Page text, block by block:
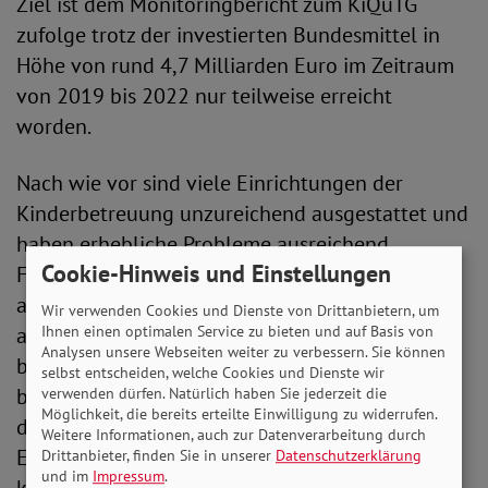
zufolge trotz der investierten Bundesmittel in
Höhe von rund 4,7 Milliarden Euro im Zeitraum
von 2019 bis 2022 nur teilweise erreicht
worden.
Nach wie vor sind viele Einrichtungen der
Kinderbetreuung unzureichend ausgestattet und
haben erhebliche Probleme ausreichend
Fachkräfte zu gewinnen, um einen
angemessenen Betreuungsschlüssel
aufrechtzuerhalten. Diese Zustände
beeinträchtigen die pädagogische Arbeit in den
betroffenen Einrichtungen und gefährden damit
die Qualität der Kinderbetreuung und die
Entwicklungschancen der Kinder. Außerdem
Cookie-Hinweis und Einstellungen
Wir verwenden Cookies und Dienste von Drittanbietern, um
Ihnen einen optimalen Service zu bieten und auf Basis von
Analysen unsere Webseiten weiter zu verbessern. Sie können
selbst entscheiden, welche Cookies und Dienste wir
verwenden dürfen. Natürlich haben Sie jederzeit die
Möglichkeit, die bereits erteilte Einwilligung zu widerrufen.
Weitere Informationen, auch zur Datenverarbeitung durch
Drittanbieter, finden Sie in unserer Datenschutzerklärung
und im Impressum.